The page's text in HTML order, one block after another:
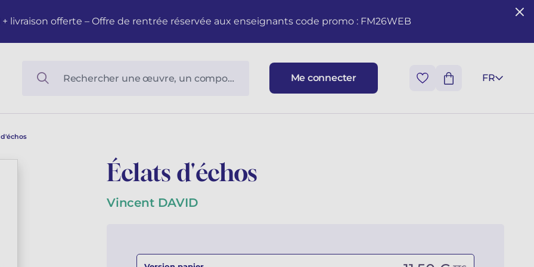
livraison offerte – Offre de rentrée réservée aux enseignants code promo : FM26WEB
Me connecter FR
Éclats d'échos
Vincent DAVID